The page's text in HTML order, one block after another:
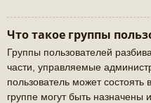
Что такое группы
Группы пользователей
части, управляемые
пользователь может состоять
группе могут быть назначены